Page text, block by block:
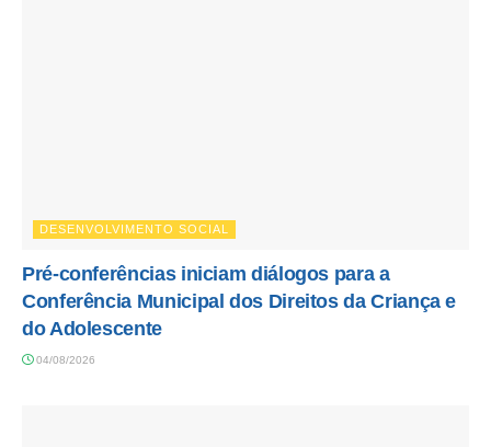
DESENVOLVIMENTO SOCIAL
Pré-conferências iniciam diálogos para a
Conferência Municipal dos Direitos da Criança e
do Adolescente
04/08/2026